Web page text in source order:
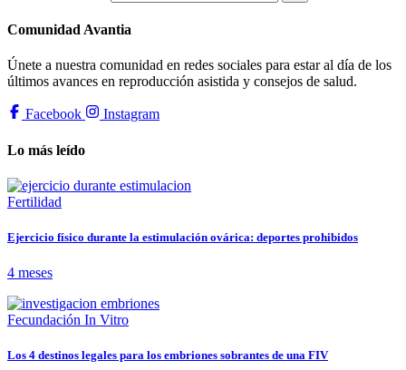
Comunidad Avantia
Únete a nuestra comunidad en redes sociales para estar al día de los
últimos avances en reproducción asistida y consejos de salud.
Facebook Instagram
Lo más leído
Fertilidad
Ejercicio físico durante la estimulación ovárica: deportes prohibidos
4 meses
Fecundación In Vitro
Los 4 destinos legales para los embriones sobrantes de una FIV